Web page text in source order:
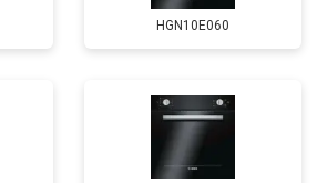
HGN10E060